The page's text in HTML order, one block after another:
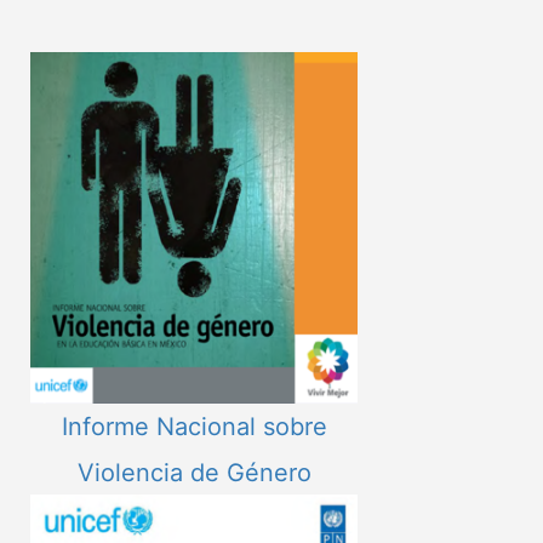
Informe Nacional sobre
Violencia de Género